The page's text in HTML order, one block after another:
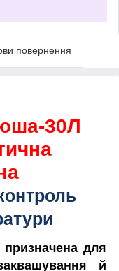
повернення
30Л
призначена для
й